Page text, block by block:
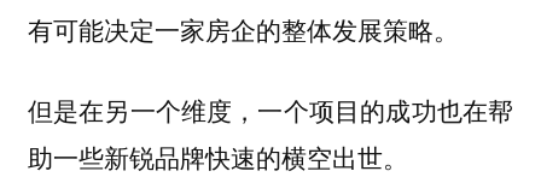
有可能决定一家房企的整体发展策略。
但是在另一个维度，一个项目的成功也在帮
助一些新锐品牌快速的横空出世。